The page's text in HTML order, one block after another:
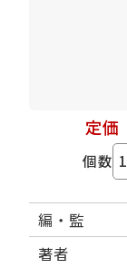
定価
個数
編・監
著者